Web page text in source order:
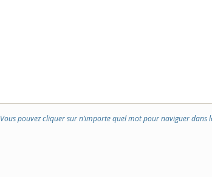
Vous pouvez cliquer sur n’importe quel mot pour naviguer dans